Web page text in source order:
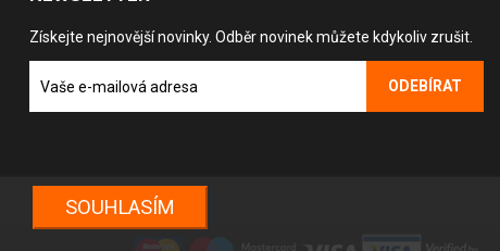
Získejte nejnovější novinky. Odběr novinek můžete kdykoliv zrušit.
SOUHLASÍM